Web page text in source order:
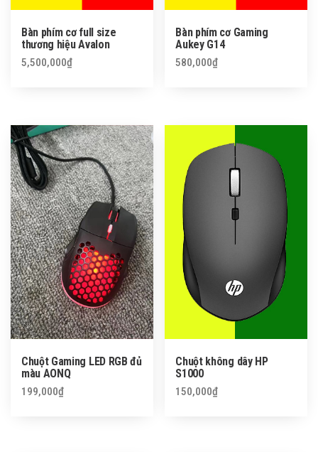
Bàn phím cơ full size
thương hiệu Avalon
5,500,000₫
Bàn phím cơ Gaming
Aukey G14
580,000₫
Chuột Gaming LED RGB đủ
màu AONQ
199,000₫
Chuột không dây HP
S1000
150,000₫